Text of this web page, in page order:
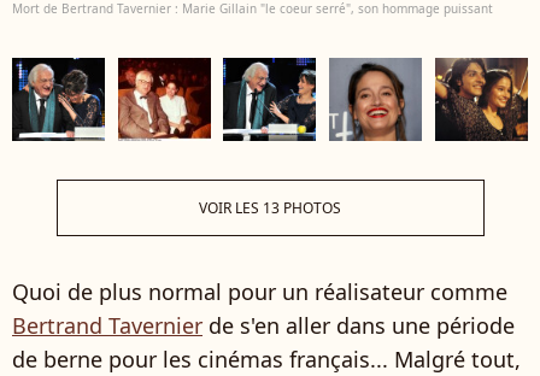
Mort de Bertrand Tavernier : Marie Gillain "le coeur serré", son hommage puissant
VOIR LES 13 PHOTOS
Quoi de plus normal pour un réalisateur comme
Bertrand Tavernier de s'en aller dans une période
de berne pour les cinémas français... Malgré tout,